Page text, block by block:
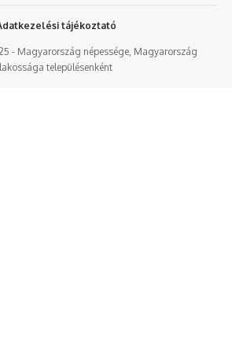
- Magyarország népessége, Magyarország
lakossága településenként
tájékoztató